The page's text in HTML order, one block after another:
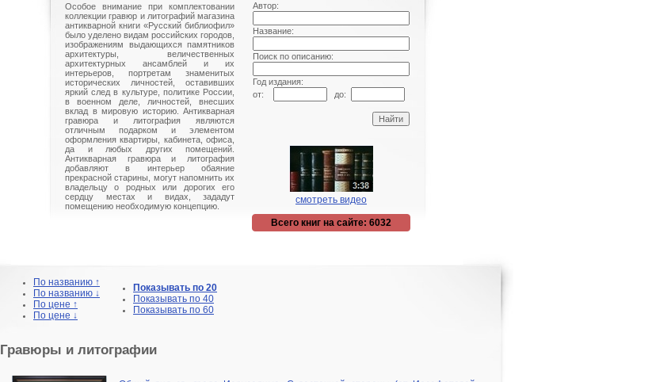
Особое внимание при комплектовании
коллекции гравюр и литографий магазина
антикварной книги «Русский библиофил»
было уделено видам российских городов,
изображениям выдающихся памятников
архитектуры, величественных
архитектурных ансамблей и их
интерьеров, портретам знаменитых
исторических личностей, оставивших
яркий след в культуре, политике России,
в военном деле, личностей, внесших
вклад в мировую историю. Антикварная
гравюра и литография являются
отличным подарком и элементом
оформления квартиры, кабинета, офиса,
да и любых других помещений.
Антикварная гравюра и литография
добавляют в интерьер обаяние
прекрасной старины, могут напомнить их
владельцу о родных или дорогих его
сердцу местах и видах, зададут
помещению необходимую концепцию.
Автор:
Название:
Поиск по описанию:
Год издания:
от:
до:
смотреть видео
Всего книг на сайте: 6032
По названию ↑
По названию ↓
По цене ↑
По цене ↓
Показывать по 20
Показывать по 40
Показывать по 60
Гравюры и литографии